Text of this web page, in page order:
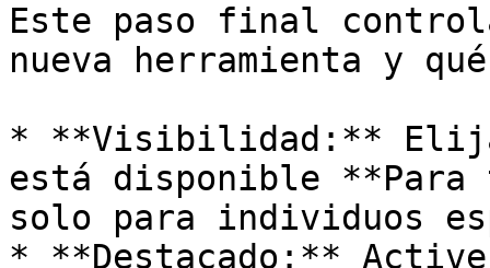
Este paso final
nueva herramienta y
* **Visibilidad:**
está disponible
solo para individuos
* **Destacado:**